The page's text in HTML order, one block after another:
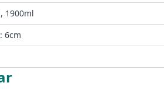
1900ml
6cm